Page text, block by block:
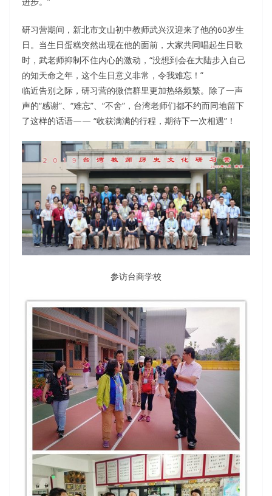
研习营期间，新北市文山初中教师武兴汉迎来了他的60岁生
日。当生日蛋糕突然出现在他的面前，大家共同唱起生日歌
时，武老师抑制不住内心的激动，“没想到会在大陆步入自己
的知天命之年，这个生日意义非常，令我难忘！”
临近告别之际，研习营的微信群里更加热络频繁。除了一声
声的“感谢”、“难忘”、“不舍”，台湾老师们都不约而同地留下
了这样的话语—— “收获满满的行程，期待下一次相遇”！
参访台商学校